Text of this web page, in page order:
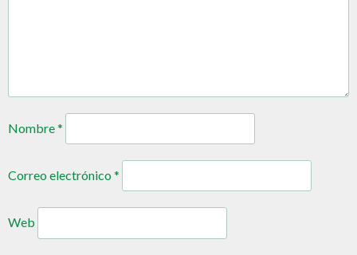
Nombre*
Correo electrónico*
Web